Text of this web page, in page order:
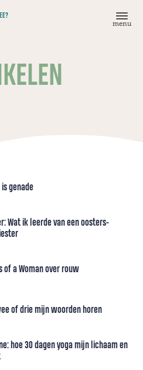
menu
genade
Wat ik leerde van een oosters-
of a Woman over rouw
of drie mijn woorden horen
hoe 30 dagen yoga mijn lichaam en